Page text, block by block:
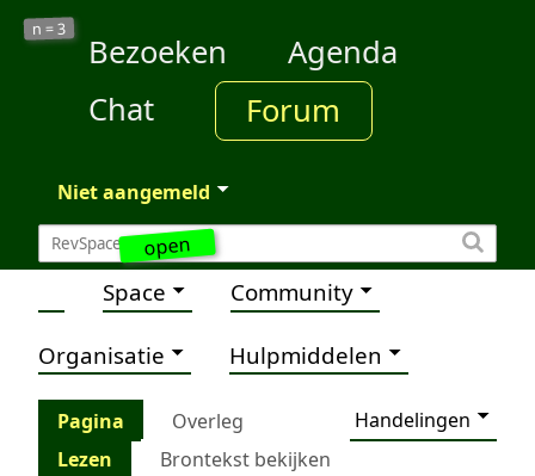
open
n =3
Bezoeken
Agenda
Chat
Forum
Niet aangemeld
Space Community
Organisatie Hulpmiddelen
Pagina Overleg
Handelingen
Lezen
Brontekst bekijken